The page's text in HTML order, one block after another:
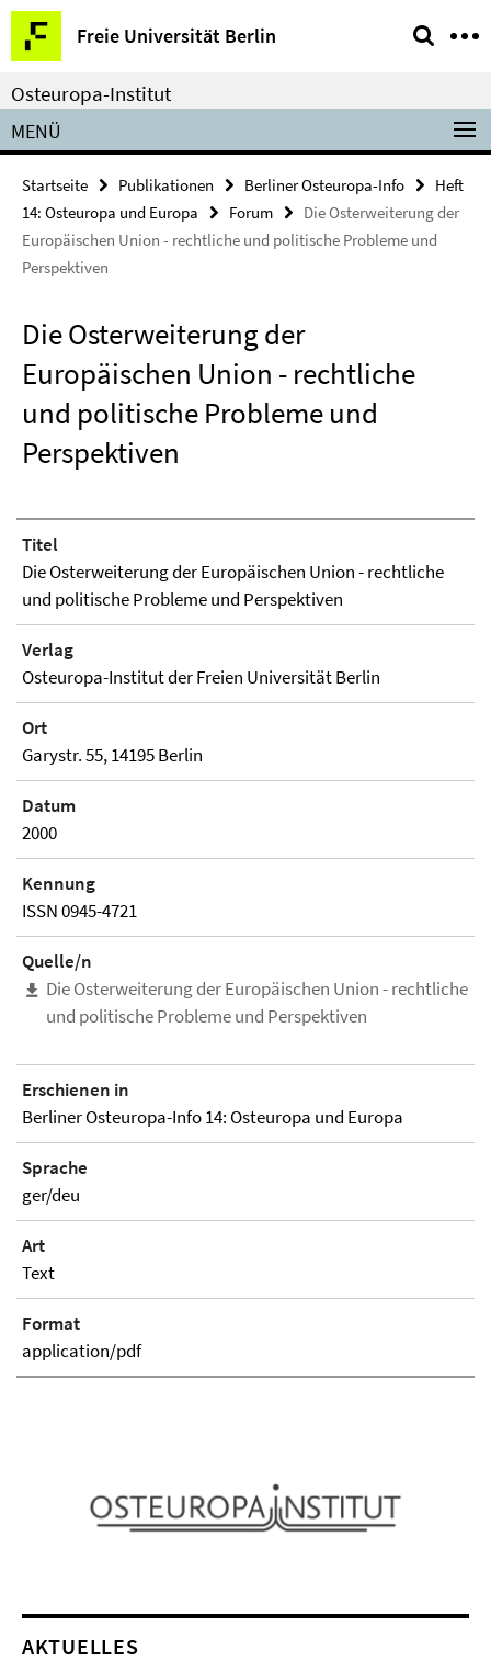
Springe
direkt
zu
Inhalt
Freie Universität Berlin
Service-
Navigation
Osteuropa-Institut
MENÜ
Startseite Publikationen Berliner Osteuropa-Info
Heft
14: Osteuropa und Europa
Forum
Die Osterweiterung der
Europäischen Union - rechtliche und politische Probleme und
Perspektiven
Die Osterweiterung der
Europäischen Union - rechtliche
und politische Probleme und
Perspektiven
Titel
Die Osterweiterung der Europäischen Union - rechtliche
und politische Probleme und Perspektiven
Verlag
Osteuropa-Institut der Freien Universität Berlin
Ort
Garystr. 55, 14195 Berlin
Datum
2000
Kennung
ISSN 0945-4721
Quelle/n
Die Osterweiterung der Europäischen Union - rechtliche
und politische Probleme und Perspektiven
Erschienen in
Berliner Osteuropa-Info 14: Osteuropa und Europa
Sprache
ger/deu
Art
Text
Format
application/pdf
AKTUELLES